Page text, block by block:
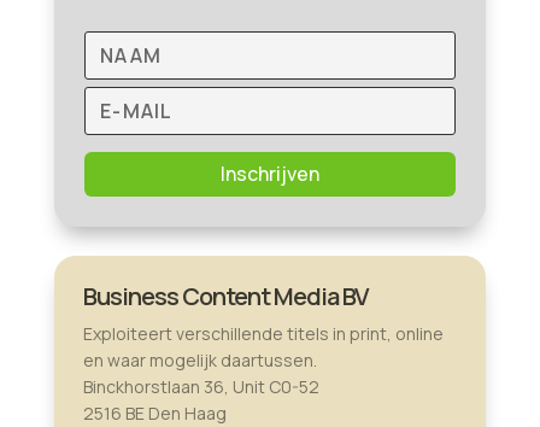
Inschrijven
Business Content Media BV
Exploiteert verschillende titels in print, online
en waar mogelijk daartussen.
Binckhorstlaan 36, Unit C0-52
2516 BE Den Haag